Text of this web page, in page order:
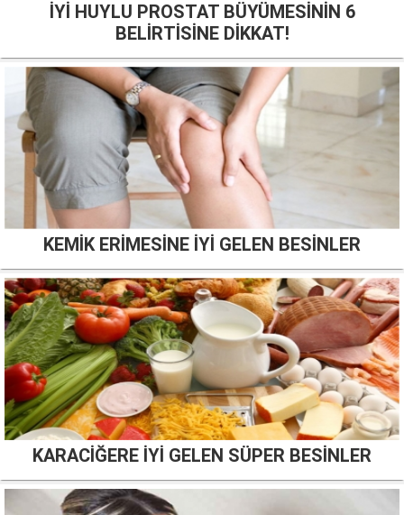
İYİ HUYLU PROSTAT BÜYÜMESİNİN 6
BELİRTİSİNE DİKKAT!
KEMİK ERİMESİNE İYİ GELEN BESİNLER
KARACİĞERE İYİ GELEN SÜPER BESİNLER